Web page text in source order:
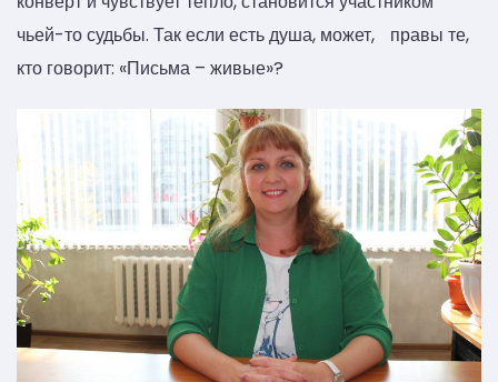
чьей-то судьбы. Так если есть душа, может,
правы те,
кто говорит: «Письма – живые»?